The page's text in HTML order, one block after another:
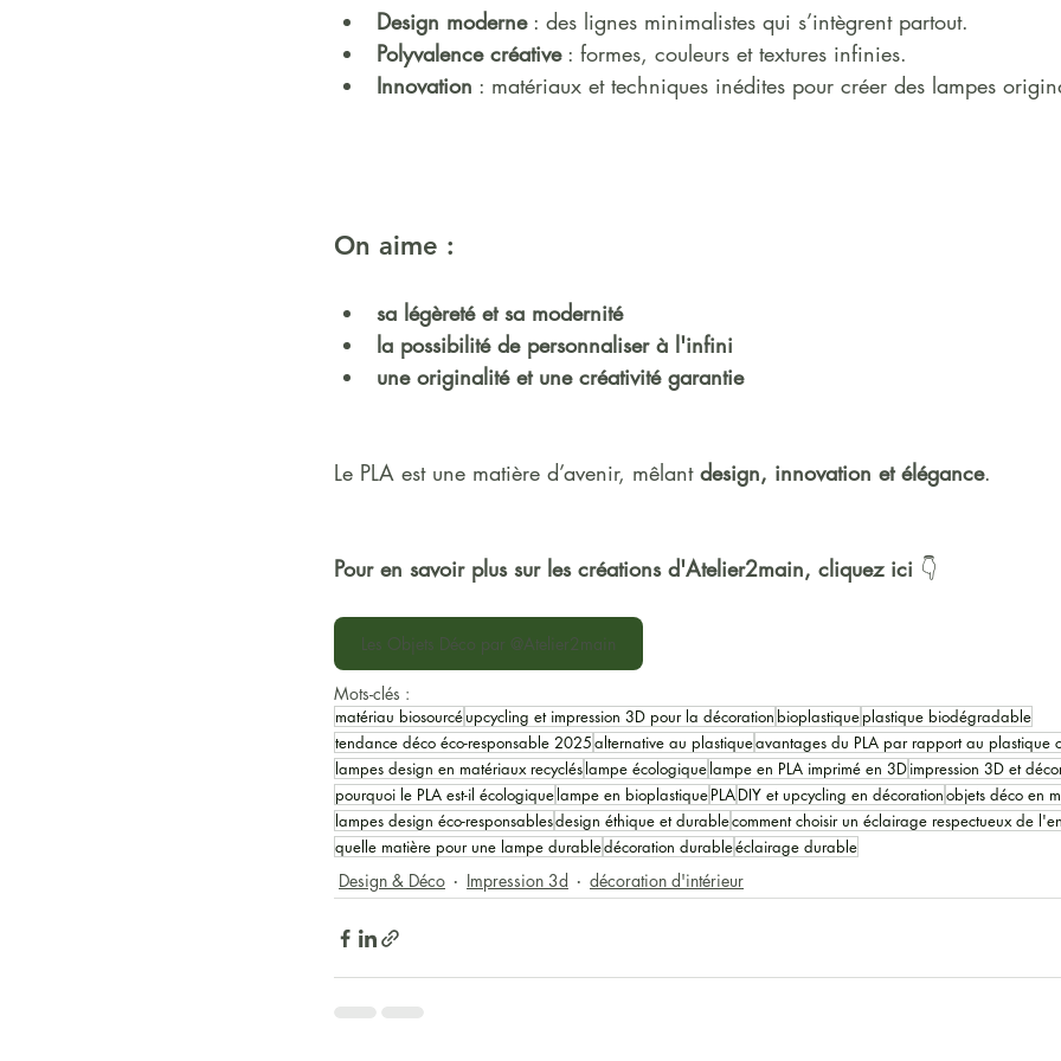
Design moderne : des lignes minimalistes qui s’intègrent partout.
Polyvalence créative : formes, couleurs et textures infinies.
Innovation : matériaux et techniques inédites pour créer des lampes
On aime :
sa légèreté et sa modernité
la possibilité de personnaliser à l'infini
une originalité et une créativité garantie
Le PLA est une matière d’avenir, mêlant design, innovation et élégance.
Pour en savoir plus sur les créations d'Atelier2main, cliquez ici 👇
Les Objets Déco par @Atelier2main
Mots-clés :
matériau biosourcéupcycling et impression 3D pour la décoration bioplastiqueplastique biodégradable
tendance déco éco-responsable 2025alternative au plastiqueavantages du PLA par rapport au plastique
lampes design en matériaux recycléslampe écologiquelampe en PLA imprimé en 3Dimpression 3D et
pourquoi le PLA est-il écologiquelampe en bioplastiquePLADIY et upcycling en décorationobjets déco en
lampes design éco-responsablesdesign éthique et durablecomment choisir un éclairage respectueux de
quelle matière pour une lampe durabledécoration durableéclairage durable
Design & Déco Impression 3d décoration d'intérieur